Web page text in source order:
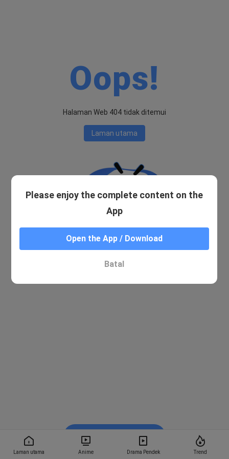
Laman utama Anime Drama Pendek Trend
Oops!
Halaman Web 404 tidak ditemui
Laman utama
Tonton dalam BiliBili
Please enjoy the complete content on the
App
Open the App / Download
Batal